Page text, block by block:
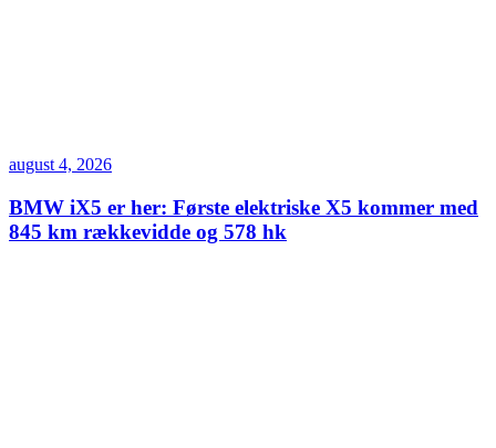
august 4, 2026
BMW iX5 er her: Første elektriske X5 kommer med
845 km rækkevidde og 578 hk